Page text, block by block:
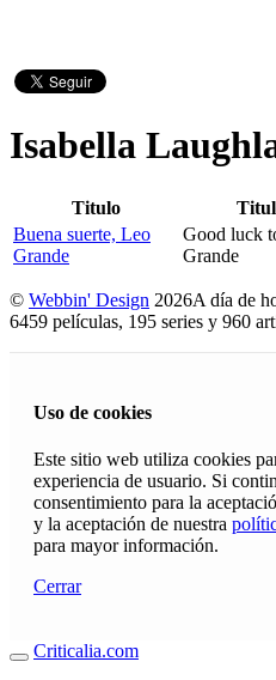
Isabella
Titulo
Buena suerte, Leo
Grande
Good luck
Grande
© Webbin' Design 2026A día de
6459 películas, 195 series y 960
Uso de cookies
Este sitio web utiliza cookies
experiencia de usuario. Si
consentimiento para la
y la aceptación de nuestra
para mayor información.
Cerrar
Criticalia.com